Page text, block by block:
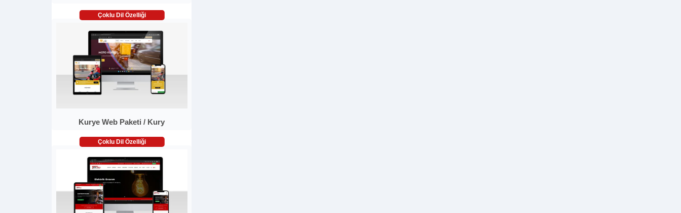
Çoklu Dil Özelliği
Kurye Web Paketi / Kury
Çoklu Dil Özelliği